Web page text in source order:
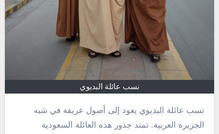
نسب عائلة البديوي
نسب عائلة البديوي يعود إلى أصول عريقة في شبه
الجزيرة العربية. تمتد جذور هذه العائلة السعودية